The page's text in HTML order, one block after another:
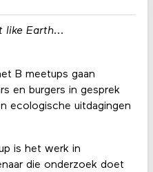
like Earth...
B meetups gaan
en burgers in gesprek
ecologische uitdagingen
is het werk in
die onderzoek doet